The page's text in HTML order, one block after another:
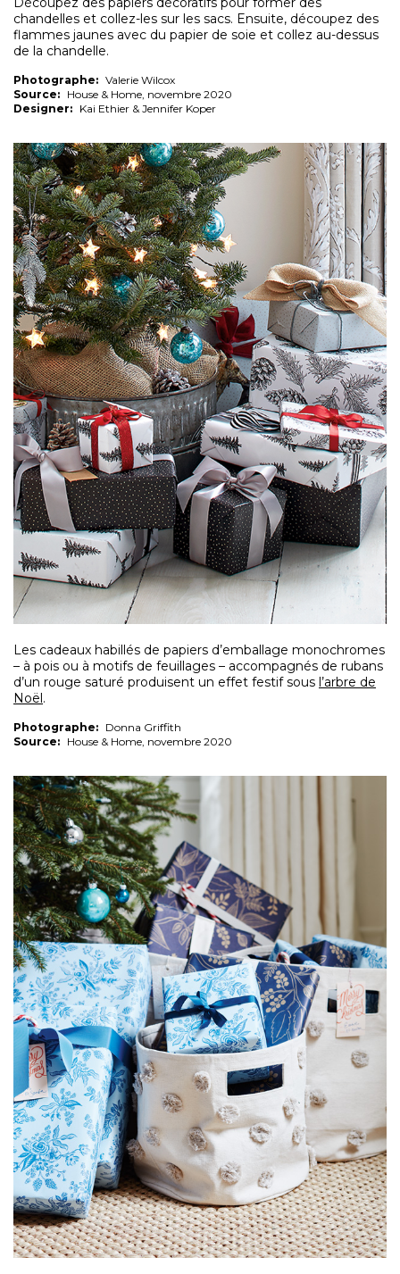
chandelles et collez-les sur les sacs. Ensuite, découpez des
flammes jaunes avec du papier de soie et collez au-dessus
de la chandelle.
Photographe: Valerie Wilcox
Source: House & Home, novembre 2020
Designer: Kai Ethier & Jennifer Koper
Les cadeaux habillés de papiers d’emballage monochromes
– à pois ou à motifs de feuillages – accompagnés de rubans
d’un rouge saturé produisent un effet festif sous l’arbre de
Noël.
Photographe: Donna Griffith
Source: House & Home, novembre 2020